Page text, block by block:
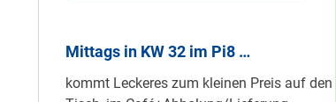
Mittags in KW 32 im Pi8 …
kommt Leckeres zum kleinen Preis auf den
geht & sich
ABSCHAFFEN!